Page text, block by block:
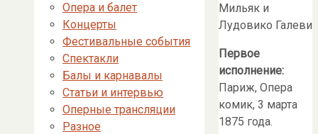
Мильяк и
Лудовико Галеви
Первое
исполнение:
Париж, Опера
комик, 3 марта
1875 года.
Опера и балет
Концерты
Фестивальные события
Спектакли
Балы и карнавалы
Статьи и интервью
Оперные трансляции
Разное